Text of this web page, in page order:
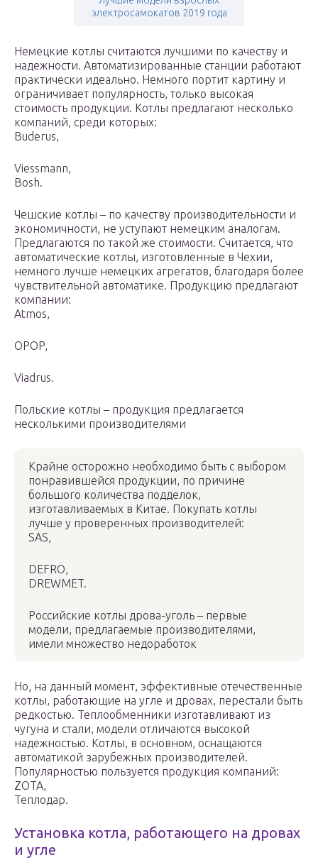
электросамокатов 2019 года
Немецкие котлы считаются лучшими по качеству и
надежности. Автоматизированные станции работают
практически идеально. Немного портит картину и
ограничивает популярность, только высокая
стоимость продукции. Котлы предлагают несколько
компаний, среди которых:
Buderus,
Viessmann,
Bosh.
Чешские котлы – по качеству производительности и
экономичности, не уступают немецким аналогам.
Предлагаются по такой же стоимости. Считается, что
автоматические котлы, изготовленные в Чехии,
немного лучше немецких агрегатов, благодаря более
чувствительной автоматике. Продукцию предлагают
компании:
Atmos,
OPOP,
Viadrus.
Польские котлы – продукция предлагается
несколькими производителями
Крайне осторожно необходимо быть с выбором
понравившейся продукции, по причине
большого количества подделок,
изготавливаемых в Китае. Покупать котлы
лучше у проверенных производителей:
SAS,
DEFRO,
DREWMET.
Российские котлы дрова-уголь – первые
модели, предлагаемые производителями,
имели множество недоработок
Но, на данный момент, эффективные отечественные
котлы, работающие на угле и дровах, перестали быть
редкостью. Теплообменники изготавливают из
чугуна и стали, модели отличаются высокой
надежностью. Котлы, в основном, оснащаются
автоматикой зарубежных производителей.
Популярностью пользуется продукция компаний:
ZOTA,
Теплодар.
Установка котла, работающего на дровах
и угле